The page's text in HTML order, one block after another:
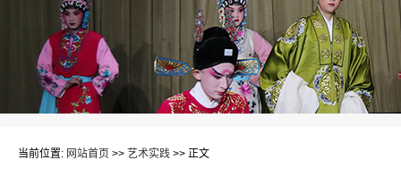
当前位置: 网站首页 >> 艺术实践 >> 正文